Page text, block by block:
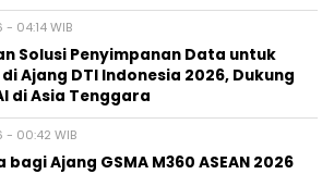
04:14 WIB
Solusi Penyimpanan Data untuk
Ajang DTI Indonesia 2026, Dukung
di Asia Tenggara
- 00:42 WIB
Ajang GSMA M360 ASEAN 2026